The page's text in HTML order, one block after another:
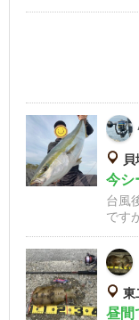
今シ
台風
です
東
昼間